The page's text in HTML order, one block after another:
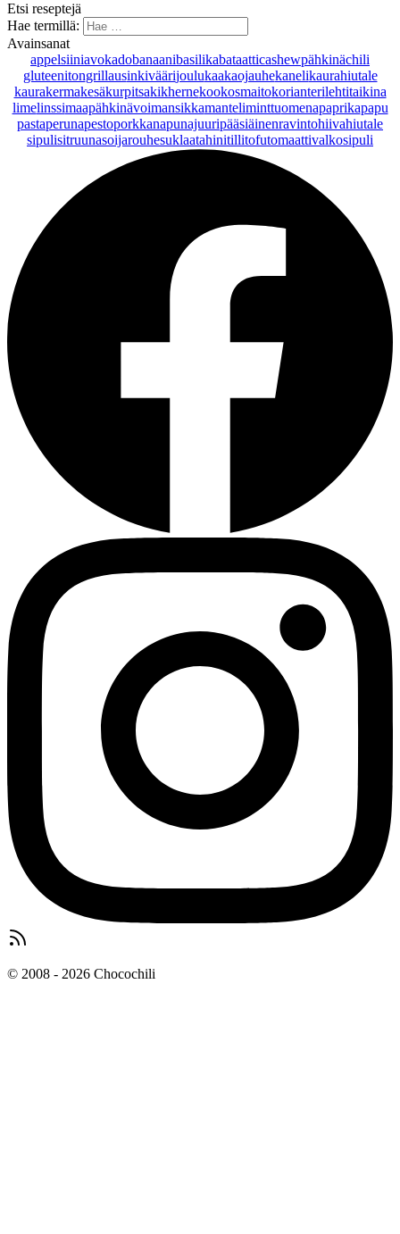
Etsi reseptejä
Hae termillä:
Avainsanat
appelsiiniavokadobanaanibasilikabataatticashewpähkinächili
gluteenitongrillausinkiväärijoulukaakaojauhekanelikaurahiutale
kaurakermakesäkurpitsakikhernekookosmaitokorianterilehtitaikina
limelinssimaapähkinävoimansikkamanteliminttuomenapaprikapapu
pastaperunapestoporkkanapunajuuripääsiäinenravintohiivahiutale
sipulisitruunasoijarouhesuklaatahinitillitofutomaattivalkosipuli
© 2008 - 2026 Chocochili